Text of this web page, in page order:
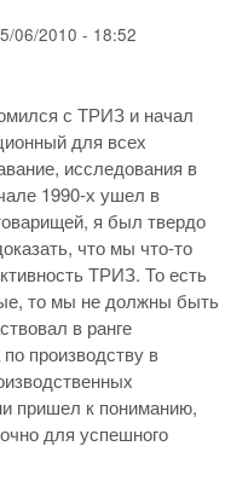
06/2010 - 18:52
с ТРИЗ и начал
для всех
исследования в
1990-х ушел в
я был твердо
что мы что-то
ТРИЗ. То есть
то мы не должны быть
в ранге
производству в
пришел к пониманию,
для успешного